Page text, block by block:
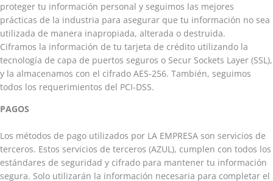
proteger tu información personal y seguimos las mejores
prácticas de la industria para asegurar que tu información no sea
utilizada de manera inapropiada, alterada o destruida.
Ciframos la información de tu tarjeta de crédito utilizando la
tecnología de capa de puertos seguros o Secur Sockets Layer (SSL),
y la almacenamos con el cifrado AES-256. También, seguimos
todos los requerimientos del PCI-DSS.
PAGOS
Los métodos de pago utilizados por LA EMPRESA son servicios de
terceros. Estos servicios de terceros (AZUL), cumplen con todos los
estándares de seguridad y cifrado para mantener tu información
segura. Solo utilizarán la información necesaria para completar el